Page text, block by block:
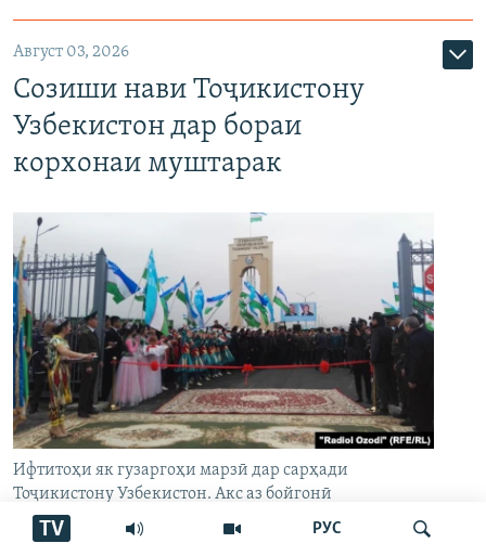
РУС
TV
Август 03, 2026
Созиши нави Тоҷикистону
Узбекистон дар бораи
корхонаи муштарак
Ифтитоҳи як гузаргоҳи марзӣ дар сарҳади
Тоҷикистону Узбекистон. Акс аз бойгонӣ